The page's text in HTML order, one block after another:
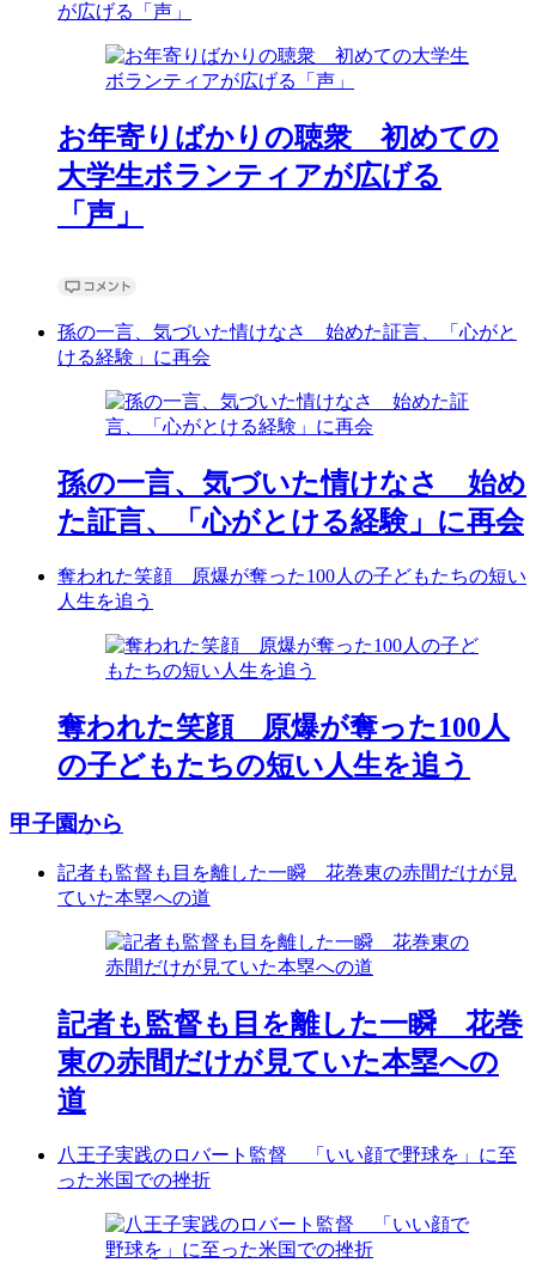
が広げる「声」
お年寄りばかりの聴衆 初めての
大学生ボランティアが広げる
「声」
孫の一言、気づいた情けなさ 始めた証言、「心がと
ける経験」に再会
孫の一言、気づいた情けなさ 始め
た証言、「心がとける経験」に再会
奪われた笑顔 原爆が奪った100人の子どもたちの短い
人生を追う
奪われた笑顔 原爆が奪った100人
の子どもたちの短い人生を追う
甲子園から
記者も監督も目を離した一瞬 花巻東の赤間だけが見
ていた本塁への道
記者も監督も目を離した一瞬 花巻
東の赤間だけが見ていた本塁への
道
八王子実践のロバート監督 「いい顔で野球を」に至
った米国での挫折